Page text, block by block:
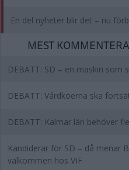
En del nyheter blir det – nu
MEST
DEBATT: SD – en maskin som
DEBATT: Vårdköerna ska
DEBATT: Kalmar län behöver
Kandiderar för SD – då menar
välkommen hos VIF